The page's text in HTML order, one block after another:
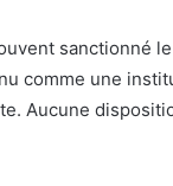
sanctionné
comme une
Aucune